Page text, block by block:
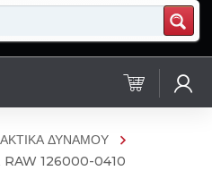
ΔΥΝΑΜΟΥ
126000-0410